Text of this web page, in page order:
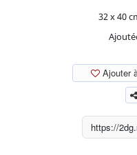
32 x 40
Ajouter